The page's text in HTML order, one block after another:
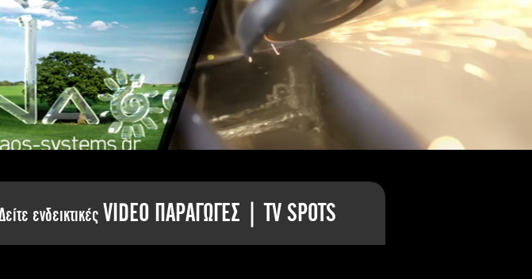
ενδεικτικές VIDEO ΠΑΡΑΓΩΓΕΣ | TV SPOTS